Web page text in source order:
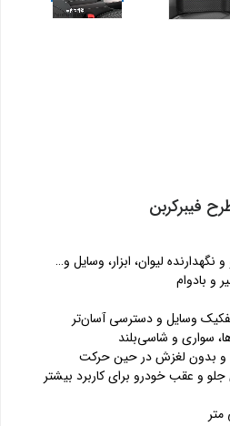
فیبرکربن
لیوان، ابزار، وسایل و…
و بادوام
وسایل و دسترسی آسان‌تر
سواری و شاسی‌بلند
و بدون لغزش در حین حرکت
و عقب خودرو برای کاربرد بیشتر